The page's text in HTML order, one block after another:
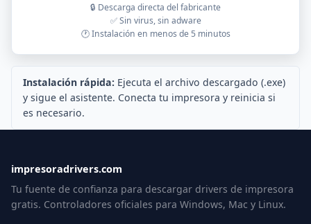
🔒 Descarga directa del fabricante
✅ Sin virus, sin adware
🕐 Instalación en menos de 5 minutos
Instalación rápida: Ejecuta el archivo descargado (.exe)
y sigue el asistente. Conecta tu impresora y reinicia si
es necesario.
impresoradrivers.com
Tu fuente de confianza para descargar drivers de impresora
gratis. Controladores oficiales para Windows, Mac y Linux.